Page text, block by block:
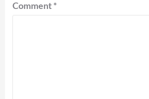
Comment*